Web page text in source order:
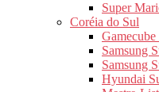
Super
Coréia do Sul
Samsung
Samsung
Hyundai